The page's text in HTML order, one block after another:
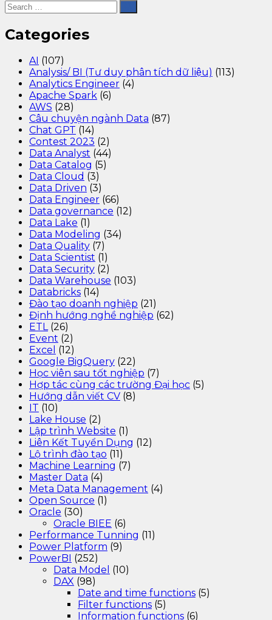
Categories
AI (107)
Analysis/ BI (Tư duy phân tích dữ liệu) (113)
Analytics Engineer (4)
Apache Spark (6)
AWS (28)
Câu chuyện ngành Data (87)
Chat GPT (14)
Contest 2023 (2)
Data Analyst (44)
Data Catalog (5)
Data Cloud (3)
Data Driven (3)
Data Engineer (66)
Data governance (12)
Data Lake (1)
Data Modeling (34)
Data Quality (7)
Data Scientist (1)
Data Security (2)
Data Warehouse (103)
Databricks (14)
Đào tạo doanh nghiệp (21)
Định hướng nghề nghiệp (62)
ETL(26)
Event (2)
Excel (12)
Google BigQuery (22)
Học viên sau tốt nghiệp (7)
Hợp tác cùng các trường Đại học (5)
Hướng dẫn viết CV (8)
IT (10)
Lake House (2)
Lập trình Website (1)
Liên Kết Tuyển Dụng (12)
Lộ trình đào tạo (11)
Machine Learning (7)
Master Data (4)
Meta Data Management (4)
Open Source (1)
Oracle (30)
Oracle BIEE (6)
Performance Tunning (11)
Power Platform (9)
PowerBI (252)
Data Model (10)
DAX (98)
Date and time functions (5)
Filter functions (5)
Information functions (6)